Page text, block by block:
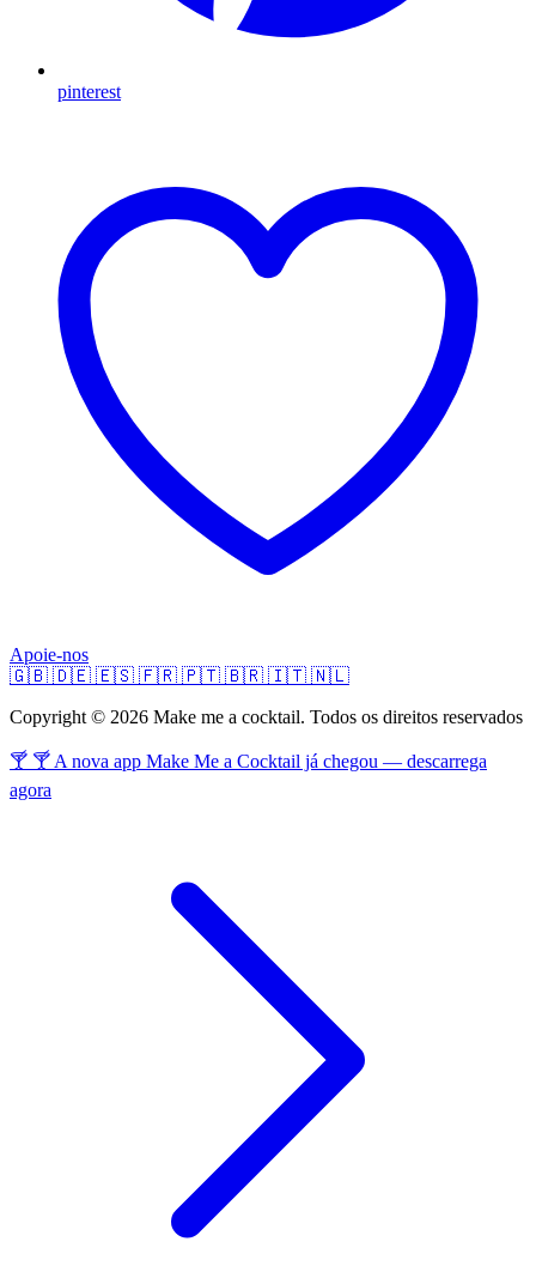
pinterest
Apoie-nos
🇬🇧 🇩🇪 🇪🇸 🇫🇷 🇵🇹 🇧🇷 🇮🇹 🇳🇱
Copyright © 2026 Make me a cocktail. Todos os direitos reservados
🍸 🍸 A nova app Make Me a Cocktail já chegou — descarrega
agora